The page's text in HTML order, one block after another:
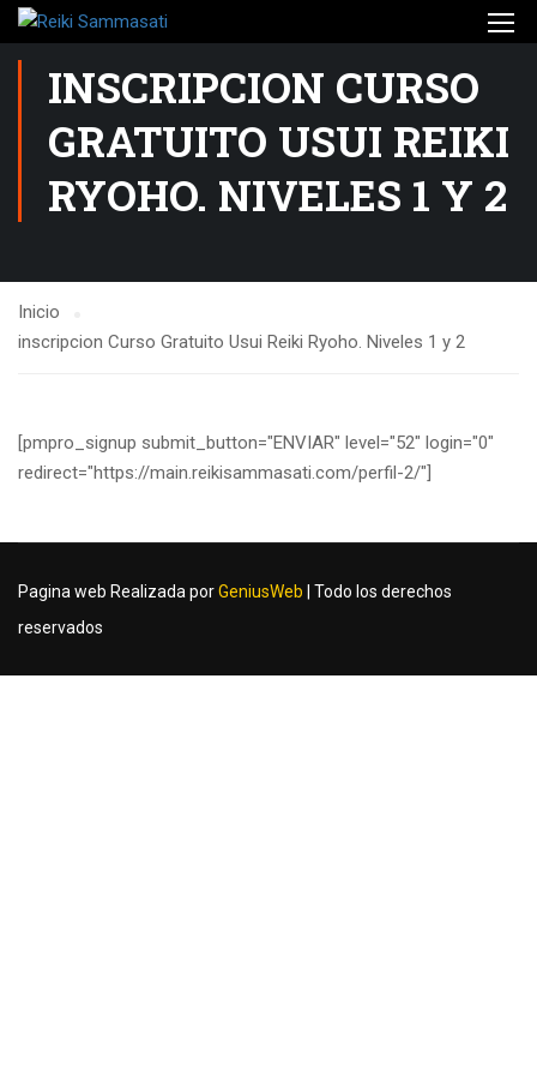
INSCRIPCION CURSO
GRATUITO USUI REIKI
RYOHO. NIVELES 1 Y 2
Inicio
inscripcion Curso Gratuito Usui Reiki Ryoho. Niveles 1 y 2
[pmpro_signup submit_button="ENVIAR" level="52" login="0"
redirect="https://main.reikisammasati.com/perfil-2/"]
Pagina web Realizada porGeniusWeb | Todo los derechos
reservados